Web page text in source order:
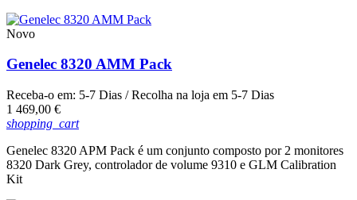
Novo
Genelec 8320 AMM Pack
Receba-o em: 5-7 Dias / Recolha na loja em 5-7 Dias
Preço
1 469,00 €
shopping_cart
Genelec 8320 APM Pack é um conjunto composto por 2 monitores
8320 Dark Grey, controlador de volume 9310 e GLM Calibration
Kit